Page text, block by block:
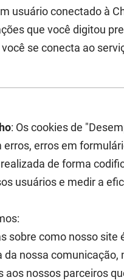
usuário conectado à
que você digitou
se conecta ao
: Os cookies de
erros em
de forma
usuários e medir a
sobre como nosso site
da nossa
aos nossos parceiros